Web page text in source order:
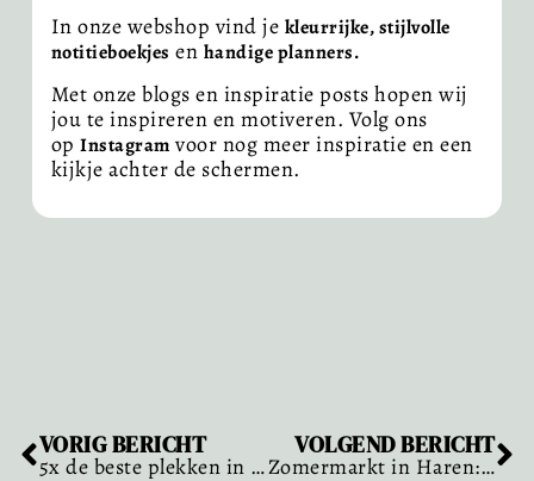
In onze webshop vind je kleurrijke, stijlvolle
notitieboekjes en handige planners.
Met onze blogs en inspiratie posts hopen wij
jou te inspireren en motiveren. Volg ons
opInstagram voor nog meer inspiratie en een
kijkje achter de schermen.
VORIG BERICHT
5x de beste plekken in huis om een verjaarskalender op te hangen.
VOLGEND BERICHT
Zomermarkt in Haren: Schryft is erbij!